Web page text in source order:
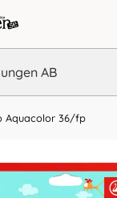
Aquacolor 36/fp